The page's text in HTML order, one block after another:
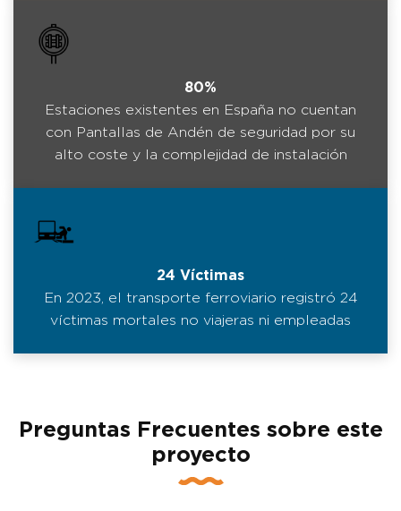
80%
Estaciones existentes en España no cuentan
con Pantallas de Andén de seguridad por su
alto coste y la complejidad de instalación
24 Víctimas
En 2023, el transporte ferroviario registró 24
víctimas mortales no viajeras ni empleadas
Preguntas Frecuentes sobre este
proyecto